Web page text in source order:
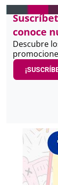
conoce
Descubre